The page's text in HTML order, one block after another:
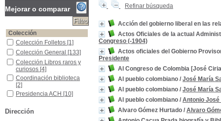
Refinar búsqueda
Acción del gobierno liberal en las
Actos Oficiales de la actual
Congreso (-1904)
Actos oficiales del Gobierno
Presidente
Al Congreso de Colombia [José
Al pueblo colombiano / José María
Al pueblo colombiano / José María
Al pueblo colombiano / Antonio José
Alvaro Gómez Hurtado / Alvaro
Mejorar o comparar
Colección
Colección Folletos
Colección Folletos [1]
Colección General
Colección General [133]
Colección Libros raros y curiosos
Colección Libros raros y
curiosos [4]
Coordinación biblioteca
Coordinación biblioteca
[2]
Presidencia ACH
Presidencia ACH [10]
Secretaría General
Secretaría General
Dirección